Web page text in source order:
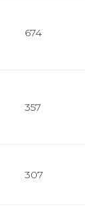
674
357
307